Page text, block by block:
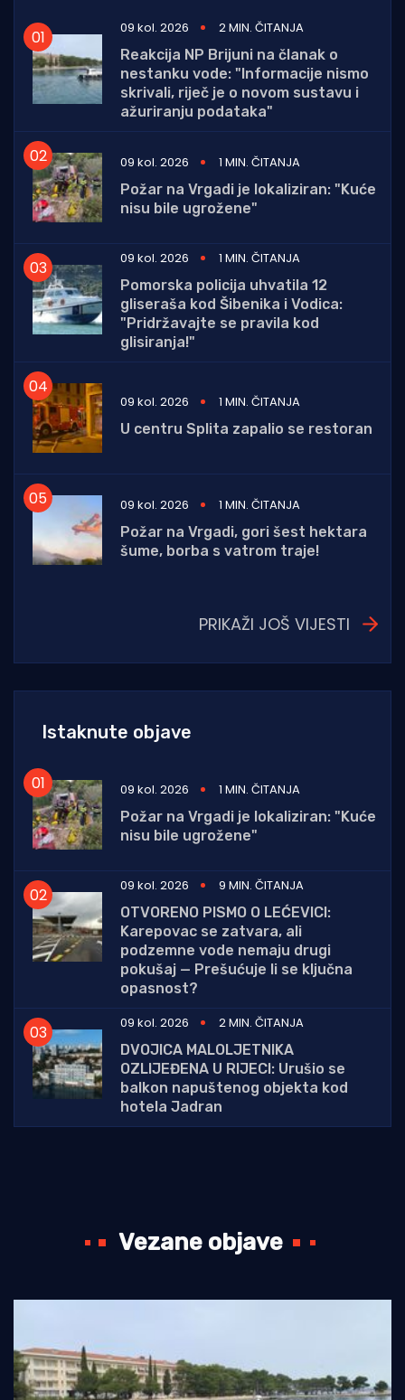
09 kol. 2026
2 MIN. ČITANJA
Reakcija NP Brijuni na članak o
nestanku vode: "Informacije nismo
skrivali, riječ je o novom sustavu i
ažuriranju podataka"
09 kol. 2026
1 MIN. ČITANJA
Požar na Vrgadi je lokaliziran: "Kuće
nisu bile ugrožene"
09 kol. 2026
1 MIN. ČITANJA
Pomorska policija uhvatila 12
gliseraša kod Šibenika i Vodica:
"Pridržavajte se pravila kod
glisiranja!"
09 kol. 2026
1 MIN. ČITANJA
U centru Splita zapalio se restoran
09 kol. 2026
1 MIN. ČITANJA
Požar na Vrgadi, gori šest hektara
šume, borba s vatrom traje!
PRIKAŽI JOŠ VIJESTI
Istaknute objave
09 kol. 2026
1 MIN. ČITANJA
Požar na Vrgadi je lokaliziran: "Kuće
nisu bile ugrožene"
09 kol. 2026
9 MIN. ČITANJA
OTVORENO PISMO O LEĆEVICI:
Karepovac se zatvara, ali
podzemne vode nemaju drugi
pokušaj — Prešućuje li se ključna
opasnost?
09 kol. 2026
2 MIN. ČITANJA
DVOJICA MALOLJETNIKA
OZLIJEĐENA U RIJECI: Urušio se
balkon napuštenog objekta kod
hotela Jadran
Vezane objave